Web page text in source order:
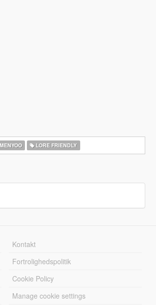
LORE FRIENDLY
Kontakt
Fortrolighedspolitik
Cookie Policy
Manage cookie settings